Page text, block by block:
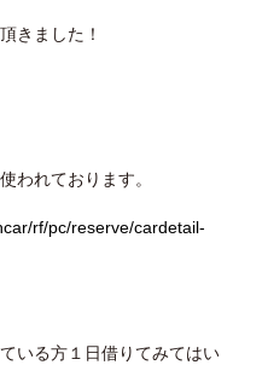
きました！
われております。
rf/pc/reserve/cardetail-
いる方１日借りてみてはい